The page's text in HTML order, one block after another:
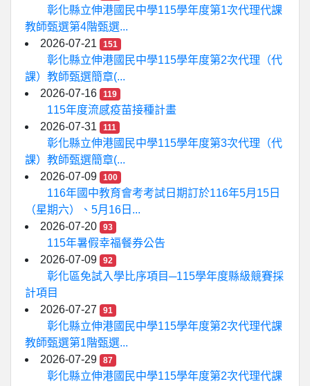
彰化縣立伸港國民中學115學年度第1次代理代課
教師甄選第4階甄選...
2026-07-21
151
彰化縣立伸港國民中學115學年度第2次代理（代
課）教師甄選簡章(...
2026-07-16
119
115年度流感疫苗接種計畫
2026-07-31
111
彰化縣立伸港國民中學115學年度第3次代理（代
課）教師甄選簡章(...
2026-07-09
100
116年國中教育會考考試日期訂於116年5月15日
（星期六）、5月16日...
2026-07-20
93
115年暑假幸福餐券公告
2026-07-09
92
彰化區免試入學比序項目─115學年度縣級競賽採
計項目
2026-07-27
91
彰化縣立伸港國民中學115學年度第2次代理代課
教師甄選第1階甄選...
2026-07-29
87
彰化縣立伸港國民中學115學年度第2次代理代課